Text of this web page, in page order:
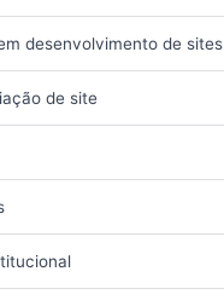
desenvolvimento de sites
de site